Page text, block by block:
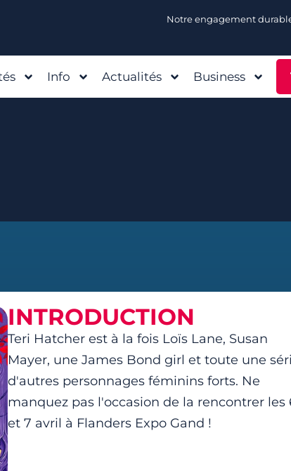
Notre engagement
Info Actualités Business
INTRODUCTION
Teri Hatcher est à la fois Loïs Lane, Susan
Mayer, une James Bond girl et toute une
d'autres personnages féminins forts. Ne
manquez pas l'occasion de la rencontrer les
et 7 avril à Flanders Expo Gand !